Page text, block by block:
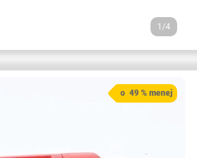
1/4
o 49 % menej